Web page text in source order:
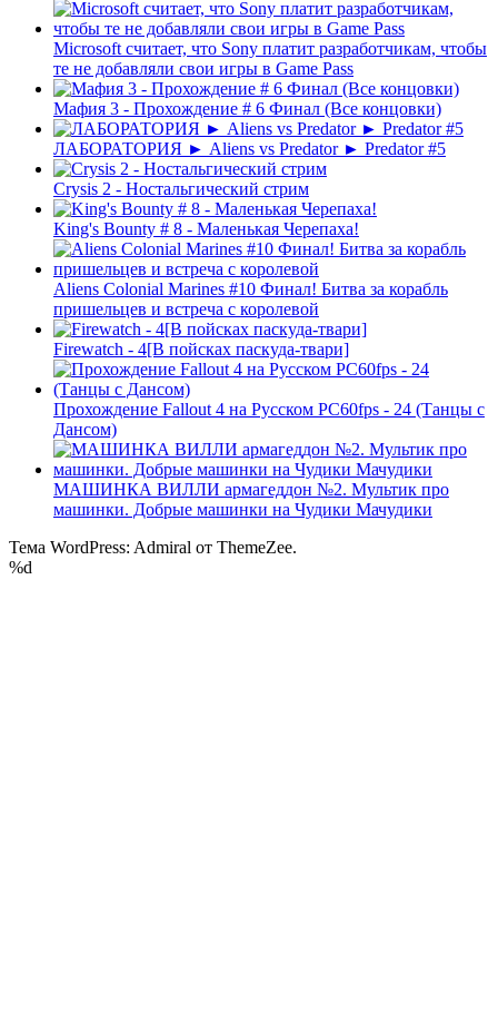
Microsoft считает, что Sony платит разработчикам, чтобы
те не добавляли свои игры в Game Pass
Мафия 3 - Прохождение # 6 Финал (Все концовки)
ЛАБОРАТОРИЯ ► Aliens vs Predator ► Predator #5
Crysis 2 - Ностальгический стрим
King's Bounty # 8 - Маленькая Черепаха!
Aliens Colonial Marines #10 Финал! Битва за корабль
пришельцев и встреча с королевой
Firewatch - 4[В пойсках паскуда-твари]
Прохождение Fallout 4 на Русском PС60fps - 24 (Танцы с
Дансом)
МАШИНКА ВИЛЛИ армагеддон №2. Мультик про
машинки. Добрые машинки на Чудики Мачудики
Тема WordPress: Admiral от ThemeZee.
%d